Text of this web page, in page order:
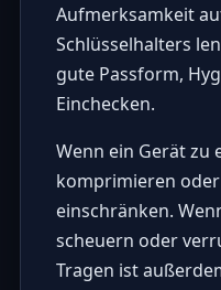
Aufmerksamkeit
Schlüsselhalters
gute Passform,
Einchecken.
Wenn ein Gerät zu
komprimieren
einschränken.
scheuern oder
Tragen ist